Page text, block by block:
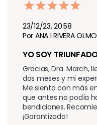
23/12/23, 20:58
Por ANA I RIVERA OLMO
YO SOY
Gracias, Dra. March,
dos meses y mi
Me siento con más
que antes no podía
bendiciones.
¡Garantizado!